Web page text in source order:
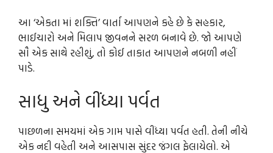
આ ‘એકતા માં શક્તિ’ વાર્તા આપણને કહે છે કે સહકાર,
ભાઈચારો અને મિલાપ જીવનને સરળ બનાવે છે. જો આપણે
સૌ એક સાથે રહીશું, તો કોઈ તાકાત આપણને નબળી નહીં
પાડે.
સાધુ અને વીંધ્યા પર્વત
પાછળના સમયમાં એક ગામ પાસે વીંધ્યા પર્વત હતી. તેની નીચે
એક નદી વહેતી અને આસપાસ સુંદર જંગલ ફેલાયેલો. એ